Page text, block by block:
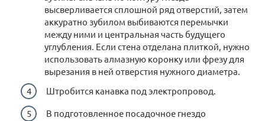
высверливается сплошной ряд отверстий, затем
аккуратно зубилом выбиваются перемычки
между ними и центральная часть будущего
углубления. Если стена отделана плиткой, нужно
использовать алмазную коронку или фрезу для
вырезания в ней отверстия нужного диаметра.
Штробится канавка под электропровод.
В подготовленное посадочное гнездо